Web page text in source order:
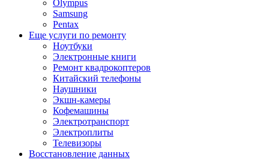
Olympus
Samsung
Pentax
Еще услуги по ремонту
Ноутбуки
Электронные книги
Ремонт квадрокоптеров
Китайский телефоны
Наушники
Экшн-камеры
Кофемашины
Электротранспорт
Электроплиты
Телевизоры
Восстановление данных